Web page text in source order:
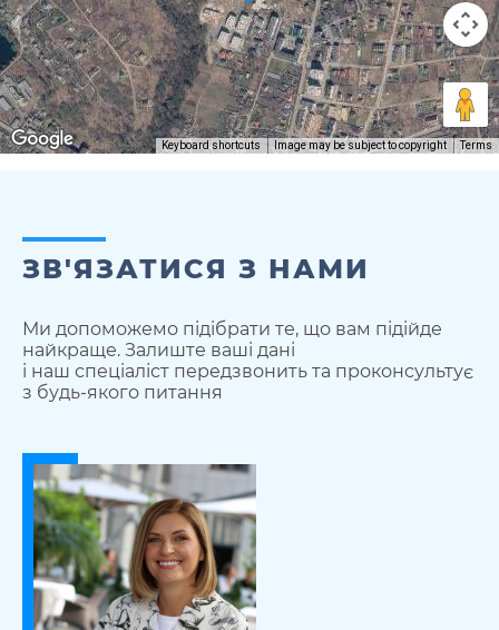
Keyboard shortcuts Image may be subject to copyright Terms
ЗВ'ЯЗАТИСЯ З НАМИ
Ми допоможемо підібрати те, що вам підійде
найкраще. Залиште ваші дані
і наш спеціаліст передзвонить та проконсультує
з будь-якого питання